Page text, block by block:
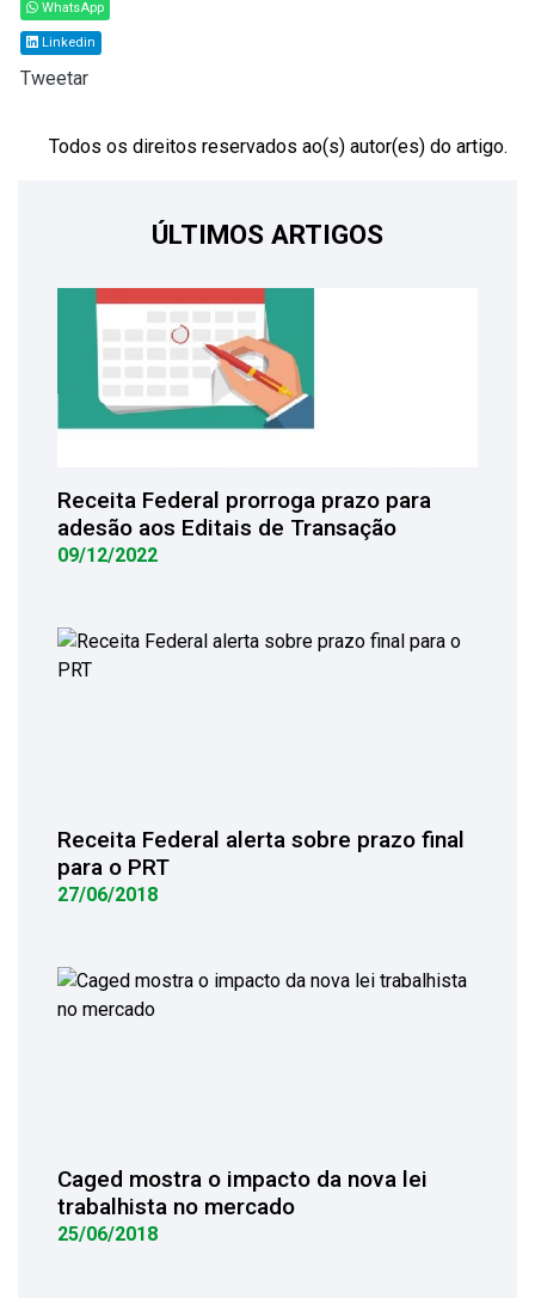
WhatsApp
Linkedin
Tweetar
Todos os direitos reservados ao(s) autor(es) do artigo.
ÚLTIMOS ARTIGOS
Receita Federal prorroga prazo para
adesão aos Editais de Transação
09/12/2022
Receita Federal alerta sobre prazo final
para o PRT
27/06/2018
Caged mostra o impacto da nova lei
trabalhista no mercado
25/06/2018